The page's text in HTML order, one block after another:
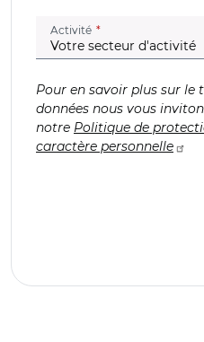
Activité (champ obligatoire)
Pour en savoir plus sur le
données nous vous
notre Politique de
caractère personnelle